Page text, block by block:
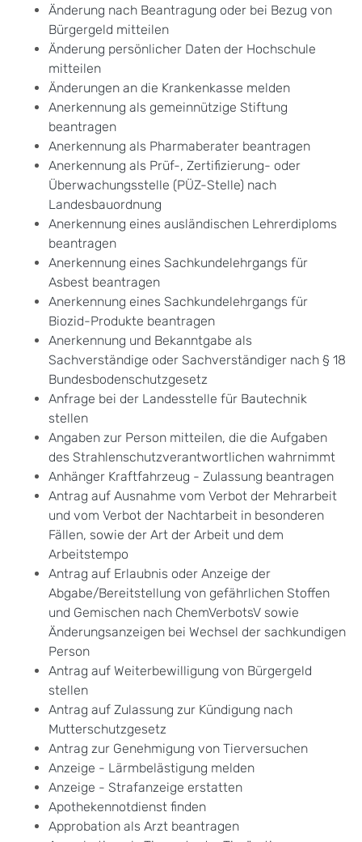
Änderung nach Beantragung oder bei Bezug von
Bürgergeld mitteilen
Änderung persönlicher Daten der Hochschule
mitteilen
Änderungen an die Krankenkasse melden
Anerkennung als gemeinnützige Stiftung
beantragen
Anerkennung als Pharmaberater beantragen
Anerkennung als Prüf-, Zertifizierung- oder
Überwachungsstelle (PÜZ-Stelle) nach
Landesbauordnung
Anerkennung eines ausländischen Lehrerdiploms
beantragen
Anerkennung eines Sachkundelehrgangs für
Asbest beantragen
Anerkennung eines Sachkundelehrgangs für
Biozid-Produkte beantragen
Anerkennung und Bekanntgabe als
Sachverständige oder Sachverständiger nach § 18
Bundesbodenschutzgesetz
Anfrage bei der Landesstelle für Bautechnik
stellen
Angaben zur Person mitteilen, die die Aufgaben
des Strahlenschutzverantwortlichen wahrnimmt
Anhänger Kraftfahrzeug - Zulassung beantragen
Antrag auf Ausnahme vom Verbot der Mehrarbeit
und vom Verbot der Nachtarbeit in besonderen
Fällen, sowie der Art der Arbeit und dem
Arbeitstempo
Antrag auf Erlaubnis oder Anzeige der
Abgabe/Bereitstellung von gefährlichen Stoffen
und Gemischen nach ChemVerbotsV sowie
Änderungsanzeigen bei Wechsel der sachkundigen
Person
Antrag auf Weiterbewilligung von Bürgergeld
stellen
Antrag auf Zulassung zur Kündigung nach
Mutterschutzgesetz
Antrag zur Genehmigung von Tierversuchen
Anzeige - Lärmbelästigung melden
Anzeige - Strafanzeige erstatten
Apothekennotdienst finden
Approbation als Arzt beantragen